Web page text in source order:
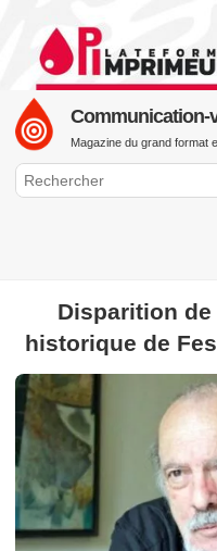
Communication-
Magazine du grand format
Communication Visuelle
Disparition
historique de